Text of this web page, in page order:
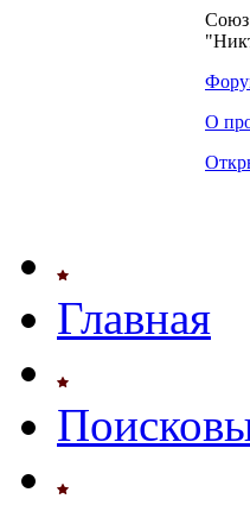
О
Главная